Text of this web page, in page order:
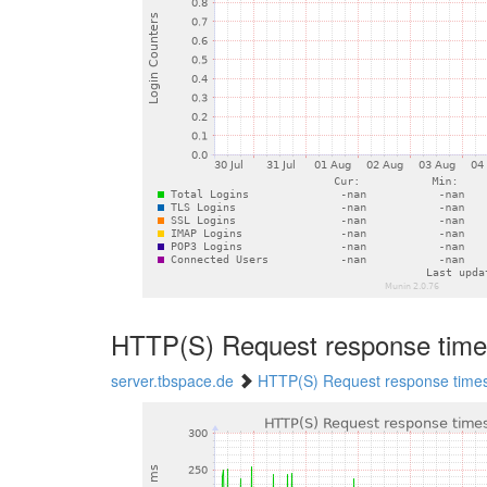
HTTP(S) Request response
server.tbspace.de HTTP(S) Request response